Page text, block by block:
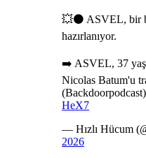
💥⚫️ ASVEL, bir
hazırlanıyor.
➡️ ASVEL, 37
Nicolas Batum'u
(Backdoorpodcast)
HeX7
— Hızlı Hücum
2026